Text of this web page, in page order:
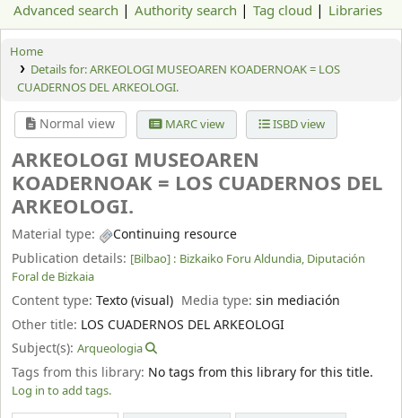
Advanced search Authority search Tag cloud Libraries
Home
Details for:ARKEOLOGI MUSEOAREN KOADERNOAK = LOS
CUADERNOS DEL ARKEOLOGI.
Normal view MARC view ISBD view
ARKEOLOGI MUSEOAREN
KOADERNOAK = LOS CUADERNOS DEL
ARKEOLOGI.
Material type:
Continuing resource
Publication details: [Bilbao] : Bizkaiko Foru Aldundia, Diputación
Foral de Bizkaia
Content type: Texto (visual) Media type:sin mediación
Other title: LOS CUADERNOS DEL ARKEOLOGI
Subject(s): Arqueologia
Tags from this library: No tags from this library for this title.
Log in to add tags.